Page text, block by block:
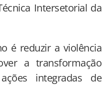
Intersetorial da
é reduzir a violência
a transformação
integradas de